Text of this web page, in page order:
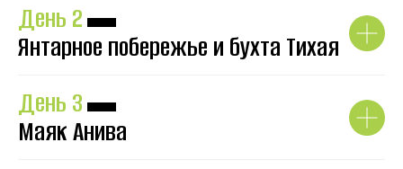
День 2▬
Янтарное побережье и бухта Тихая
День 3▬
Маяк Анива